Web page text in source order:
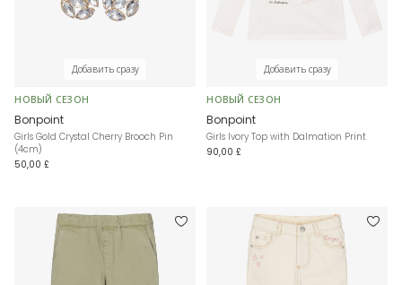
Добавить сразу
НОВЫЙ СЕЗОН
Bonpoint
Girls Gold Crystal Cherry Brooch Pin
(4cm)
50,00 £
Добавить сразу
НОВЫЙ СЕЗОН
Bonpoint
Girls Ivory Top with Dalmation Print
90,00 £